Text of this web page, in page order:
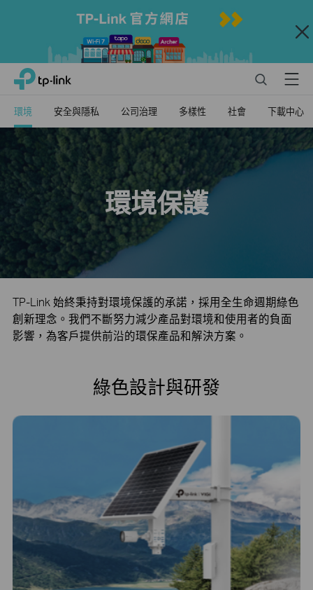
Close
Click
the
TP-Link, Reliably Smart SearchMenu
環境 安全與隱私 公司治理 多樣性 社會 下載中心
環境保護
TP-Link 始終秉持對環境保護的承諾，採用全生命週期綠色
創新理念。我們不斷努力減少產品對環境和使用者的負面
影響，為客戶提供前沿的環保產品和解決方案。
綠色設計與研發